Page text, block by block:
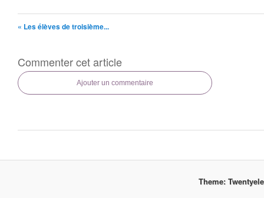
« Les élèves de troisième...
Commenter cet article
Ajouter un commentaire
Theme: